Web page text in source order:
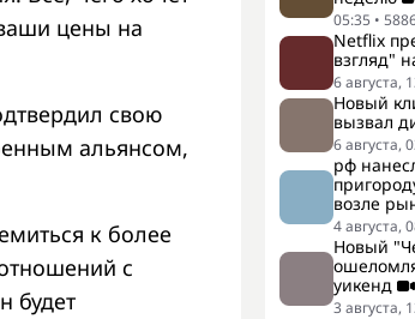
05:35 •
Netflix
взгляд"
6 августа,
Новый
вызвал
6 августа,
рф
возле
4 августа,
Новый
уикенд
3 августа,
цены на
свою
альянсом,
к более
с
будет